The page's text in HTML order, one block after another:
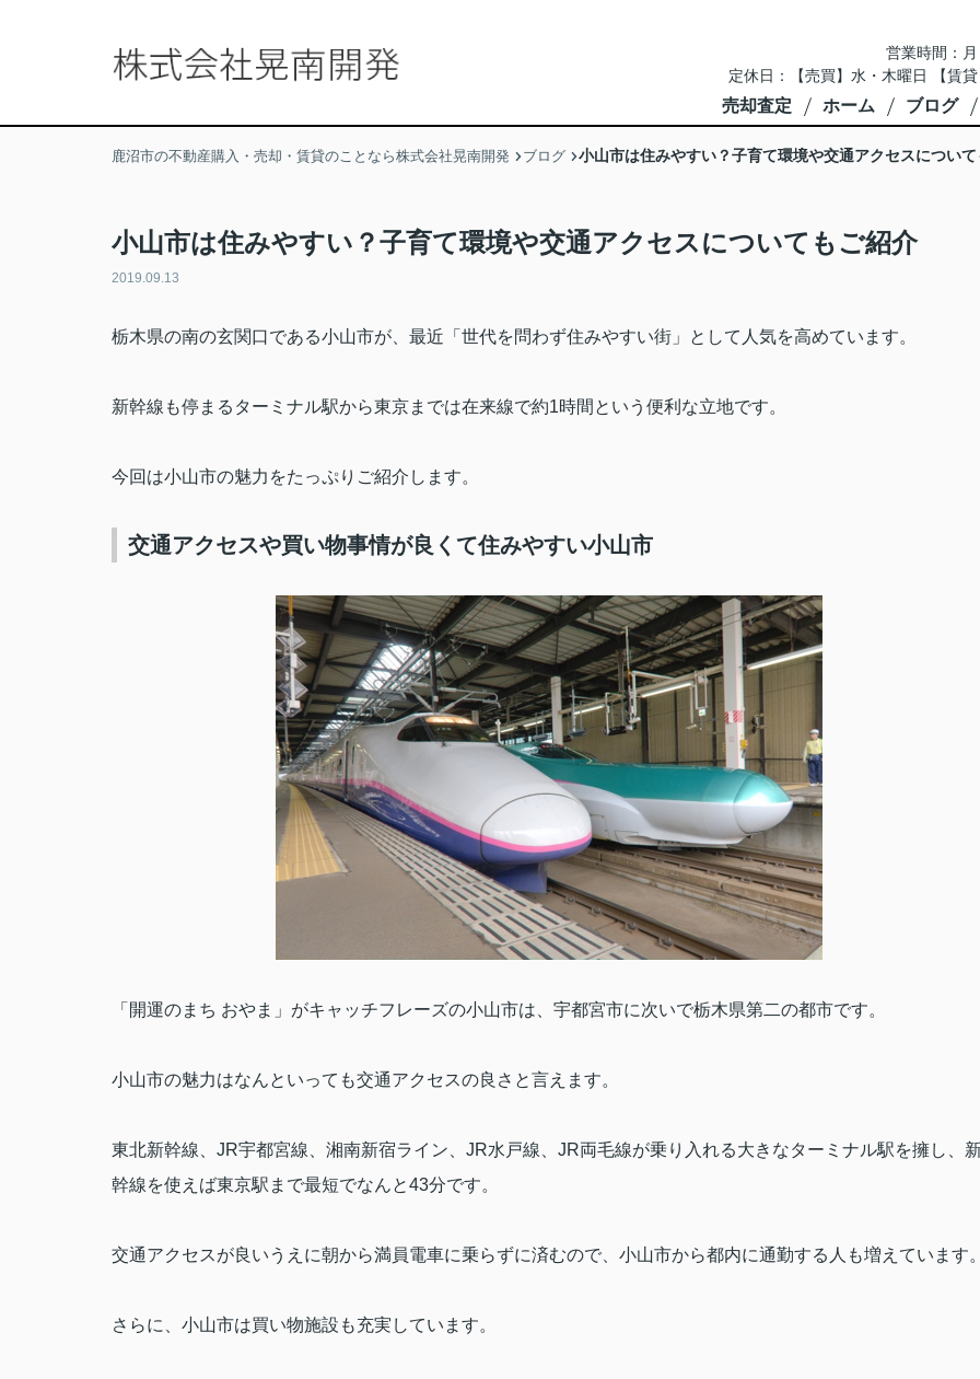
営業時間：
定休日：【売買】水・木曜日 【賃
売却査定 ホーム ブログ
鹿沼市の不動産購入・売却・賃貸のことなら株式会社晃南開発 ブログ 小山市は住みやすい？子育て環境や交通アクセスについ
小山市は住みやすい？子育て環境や交通アクセスについてもご紹介
2019.09.13
栃木県の南の玄関口である小山市が、最近「世代を問わず住みやすい街」として人気を高めています。
新幹線も停まるターミナル駅から東京までは在来線で約1時間という便利な立地です。
今回は小山市の魅力をたっぷりご紹介します。
交通アクセスや買い物事情が良くて住みやすい小山市
「開運のまち おやま」がキャッチフレーズの小山市は、宇都宮市に次いで栃木県第二の都市です。
小山市の魅力はなんといっても交通アクセスの良さと言えます。
東北新幹線、 JR宇都宮線、湘南新宿ライン、 JR水戸線、 JR両毛線が乗り入れる大きなターミナル駅を擁し、
幹線を使えば東京駅まで最短でなんと43分です。
交通アクセスが良いうえに朝から満員電車に乗らずに済むので、小山市から都内に通勤する人も増えています
さらに、小山市は買い物施設も充実しています。